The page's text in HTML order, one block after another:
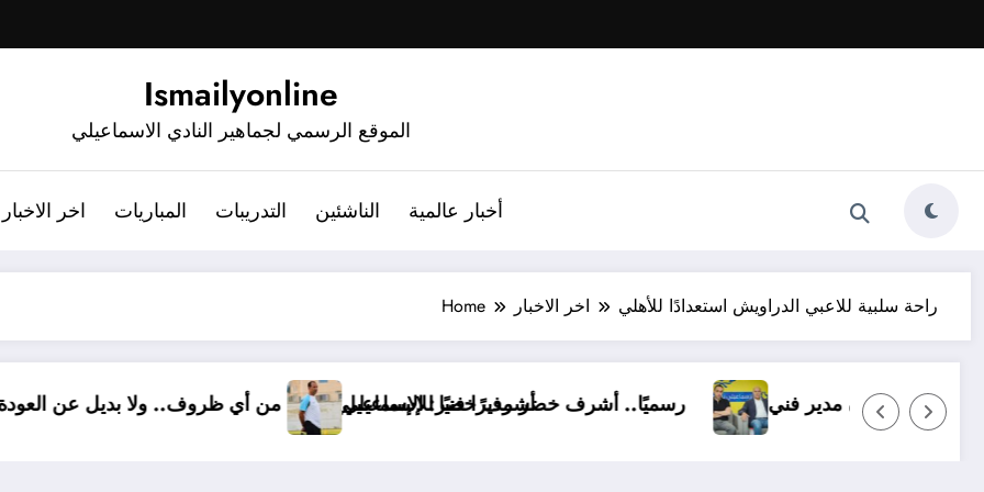
Ismailyonline
الموقع الرسمي لجماهير النادي الاسماعيلي
اخر الاخبار المباريات التدريبات الناشئين أخبار عالمية
Home اخر الاخبار راحة سلبية للاعبي الدراويش استعدادًا للأهلي
أشرف خضر: الإسماعيلي أقوى من أي ظروف..
رسميًا.. أشرف خضر مديرًا فنيًا للإسماعيلي بـ14 ناشئًا وبدون مدير فني